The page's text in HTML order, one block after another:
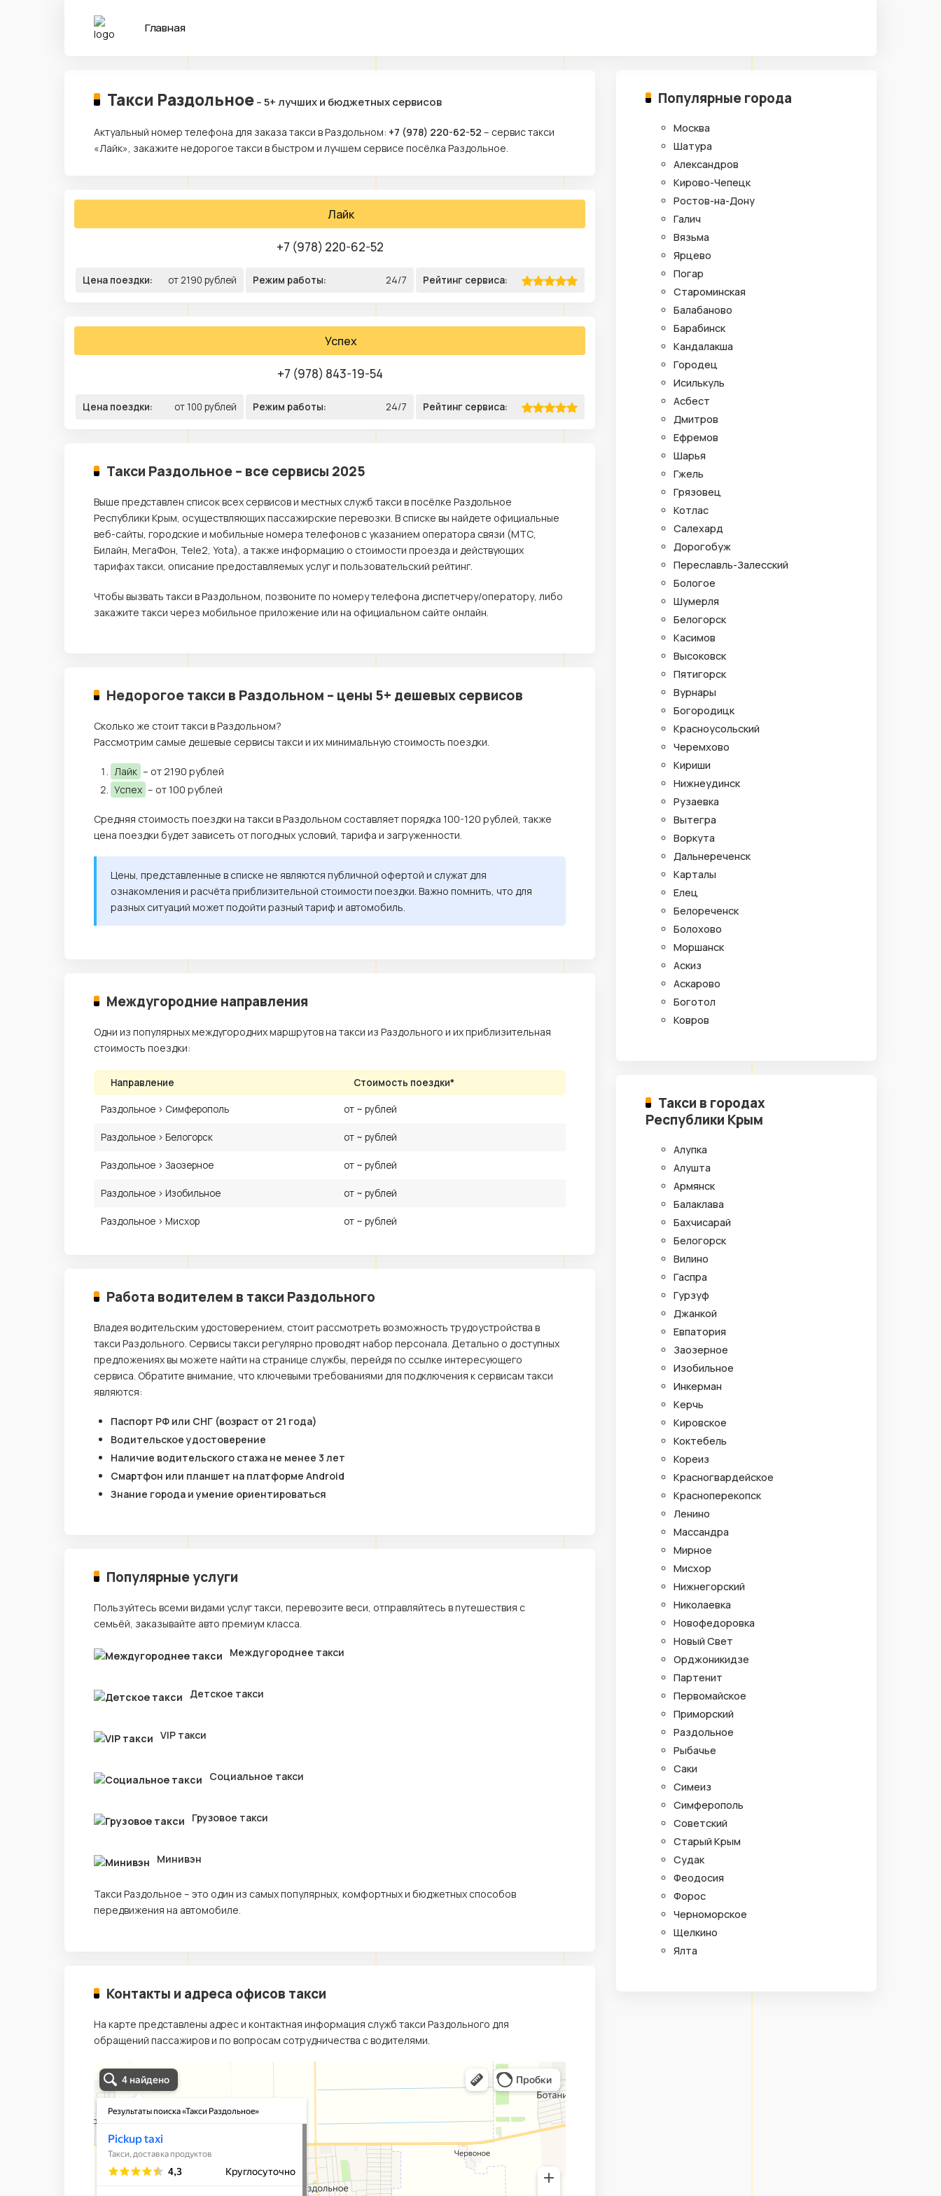
Главная
Такси Раздольное– 5+ лучших и бюджетных сервисов
Актуальный номер телефона для заказа такси в Раздольном: +7 (978) 220-62-52 – сервис такси
«Лайк», закажите недорогое такси в быстром и лучшем сервисе посёлка Раздольное.
Лайк
+7 (978) 220-62-52
Цена поездки: от 2190 рублей Режим работы: 24/7 Рейтинг сервиса:
Успех
+7 (978) 843-19-54
Цена поездки: от 100 рублей Режим работы: 24/7 Рейтинг сервиса:
Такси Раздольное – все сервисы 2025
Выше представлен список всех сервисов и местных служб такси в посёлке Раздольное
Республики Крым, осуществляющих пассажирские перевозки. В списке вы найдете официальные
веб-сайты, городские и мобильные номера телефонов с указанием оператора связи (МТС,
Билайн, МегаФон, Tele2, Yota), а также информацию о стоимости проезда и действующих
тарифах такси, описание предоставляемых услуг и пользовательский рейтинг.
Чтобы вызвать такси в Раздольном, позвоните по номеру телефона диспетчеру/оператору, либо
закажите такси через мобильное приложение или на официальном сайте онлайн.
Недорогое такси в Раздольном – цены 5+ дешевых сервисов
Сколько же стоит такси в Раздольном?
Рассмотрим самые дешевые сервисы такси и их минимальную стоимость поездки.
Лайк – от 2190 рублей
Успех – от 100 рублей
Средняя стоимость поездки на такси в Раздольном составляет порядка 100-120 рублей, также
цена поездки будет зависеть от погодных условий, тарифа и загруженности.
Цены, представленные в списке не являются публичной офертой и служат для
ознакомления и расчёта приблизительной стоимости поездки. Важно помнить, что для
разных ситуаций может подойти разный тариф и автомобиль.
Междугородние направления
Одни из популярных междугородних маршрутов на такси из Раздольного и их приблизительная
стоимость поездки:
Направление Стоимость поездки*
Раздольное › Симферополь от ~ рублей
Раздольное › Белогорск от ~ рублей
Раздольное › Заозерное от ~ рублей
Раздольное › Изобильное от ~ рублей
Раздольное › Мисхор от ~ рублей
Работа водителем в такси Раздольного
Владея водительским удостоверением, стоит рассмотреть возможность трудоустройства в
такси Раздольного. Сервисы такси регулярно проводят набор персонала. Детально о доступных
предложениях вы можете найти на странице службы, перейдя по ссылке интересующего
сервиса. Обратите внимание, что ключевыми требованиями для подключения к сервисам такси
являются:
Паспорт РФ или СНГ (возраст от 21 года)
Водительское удостоверение
Наличие водительского стажа не менее 3 лет
Смартфон или планшет на платформе Android
Знание города и умение ориентироваться
Популярные услуги
Пользуйтесь всеми видами услуг такси, перевозите веси, отправляйтесь в путешествия с
семьёй, заказывайте авто премиум класса.
Междугороднее такси
Детское такси
VIP такси
Социальное такси
Грузовое такси
Минивэн
Такси Раздольное – это один из самых популярных, комфортных и бюджетных способов
передвижения на автомобиле.
Контакты и адреса офисов такси
На карте представлены адрес и контактная информация служб такси Раздольного для
обращений пассажиров и по вопросам сотрудничества с водителями.
Популярные города
Москва
Шатура
Александров
Кирово-Чепецк
Ростов-на-Дону
Галич
Вязьма
Ярцево
Погар
Староминская
Балабаново
Барабинск
Кандалакша
Городец
Исилькуль
Асбест
Дмитров
Ефремов
Шарья
Гжель
Грязовец
Котлас
Салехард
Дорогобуж
Переславль-Залесский
Бологое
Шумерля
Белогорск
Касимов
Высоковск
Пятигорск
Вурнары
Богородицк
Красноусольский
Черемхово
Кириши
Нижнеудинск
Рузаевка
Вытегра
Воркута
Дальнереченск
Карталы
Елец
Белореченск
Болохово
Моршанск
Аскиз
Аскарово
Боготол
Ковров
Такси в городах
Республики Крым
Алупка
Алушта
Армянск
Балаклава
Бахчисарай
Белогорск
Вилино
Гаспра
Гурзуф
Джанкой
Евпатория
Заозерное
Изобильное
Инкерман
Керчь
Кировское
Коктебель
Кореиз
Красногвардейское
Красноперекопск
Ленино
Массандра
Мирное
Мисхор
Нижнегорский
Николаевка
Новофедоровка
Новый Свет
Орджоникидзе
Партенит
Первомайское
Приморский
Раздольное
Рыбачье
Саки
Симеиз
Симферополь
Советский
Старый Крым
Судак
Феодосия
Форос
Черноморское
Щелкино
Ялта